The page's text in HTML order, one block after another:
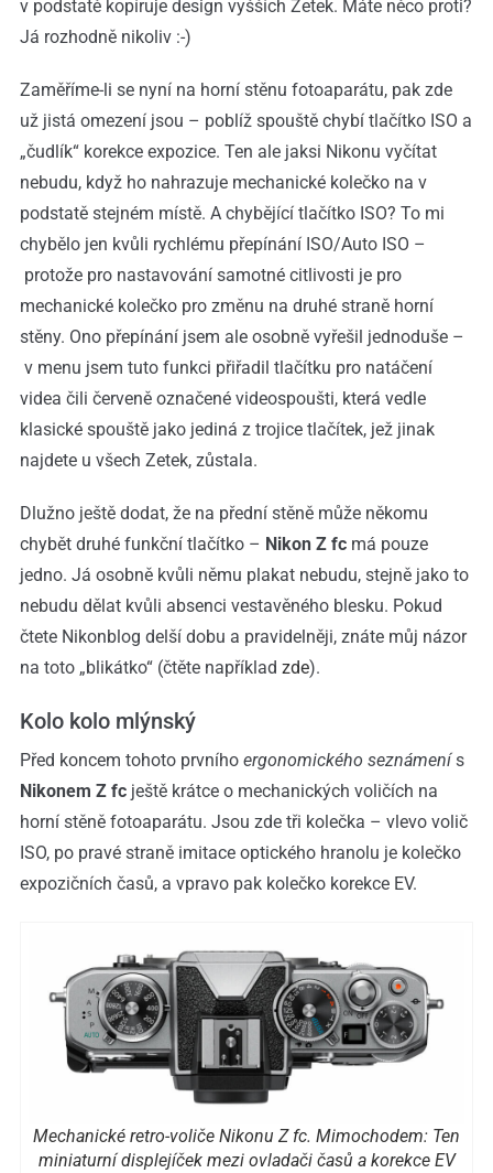
v podstatě kopíruje design vyšších Zetek. Máte něco proti?
Já rozhodně nikoliv :-)
Zaměříme-li se nyní na horní stěnu fotoaparátu, pak zde
už jistá omezení jsou – poblíž spouště chybí tlačítko ISO a
„čudlík“ korekce expozice. Ten ale jaksi Nikonu vyčítat
nebudu, když ho nahrazuje mechanické kolečko na v
podstatě stejném místě. A chybějící tlačítko ISO? To mi
chybělo jen kvůli rychlému přepínání ISO/Auto ISO –
protože pro nastavování samotné citlivosti je pro
mechanické kolečko pro změnu na druhé straně horní
stěny. Ono přepínání jsem ale osobně vyřešil jednoduše –
v menu jsem tuto funkci přiřadil tlačítku pro natáčení
videa čili červeně označené videospoušti, která vedle
klasické spouště jako jediná z trojice tlačítek, jež jinak
najdete u všech Zetek, zůstala.
Dlužno ještě dodat, že na přední stěně může někomu
chybět druhé funkční tlačítko – Nikon Z fc má pouze
jedno. Já osobně kvůli němu plakat nebudu, stejně jako to
nebudu dělat kvůli absenci vestavěného blesku. Pokud
čtete Nikonblog delší dobu a pravidelněji, znáte můj názor
na toto „blikátko“ (čtěte například zde).
Kolo kolo mlýnský
Před koncem tohoto prvního ergonomického seznámenís
Nikonem Z fc ještě krátce o mechanických voličích na
horní stěně fotoaparátu. Jsou zde tři kolečka – vlevo volič
ISO, po pravé straně imitace optického hranolu je kolečko
expozičních časů, a vpravo pak kolečko korekce EV.
Mechanické retro-voliče Nikonu Z fc. Mimochodem: Ten
miniaturní displejíček mezi ovladači časů a korekce EV